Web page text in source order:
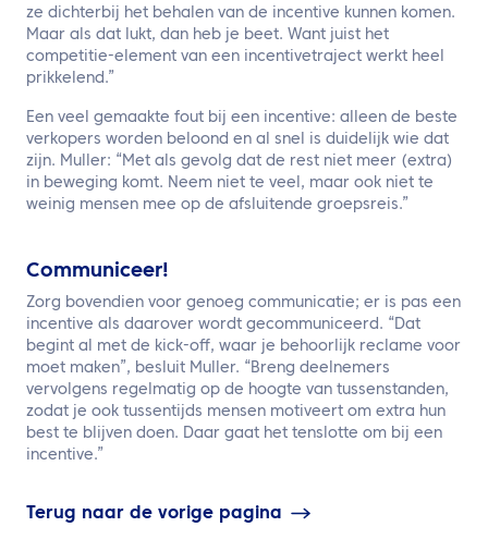
ze dichterbij het behalen van de incentive kunnen komen.
Maar als dat lukt, dan heb je beet. Want juist het
competitie-element van een incentivetraject werkt heel
prikkelend.”
Een veel gemaakte fout bij een incentive: alleen de beste
verkopers worden beloond en al snel is duidelijk wie dat
zijn. Muller: “Met als gevolg dat de rest niet meer (extra)
in beweging komt. Neem niet te veel, maar ook niet te
weinig mensen mee op de afsluitende groepsreis.”
Communiceer!
Zorg bovendien voor genoeg communicatie; er is pas een
incentive als daarover wordt gecommuniceerd. “Dat
begint al met de kick-off, waar je behoorlijk reclame voor
moet maken”, besluit Muller. “Breng deelnemers
vervolgens regelmatig op de hoogte van tussenstanden,
zodat je ook tussentijds mensen motiveert om extra hun
best te blijven doen. Daar gaat het tenslotte om bij een
incentive.”
Terug naar de vorige pagina